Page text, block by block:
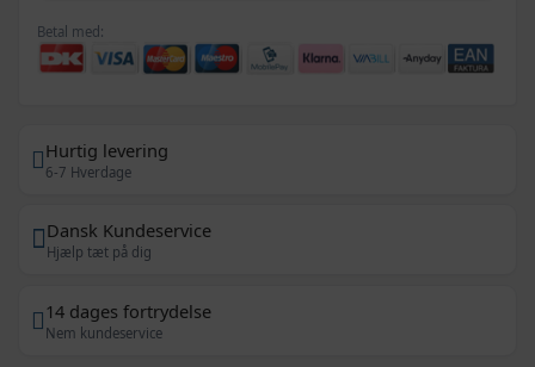
Betal med:
Hurtig levering
6-7 Hverdage
Dansk Kundeservice
Hjælp tæt på dig
14 dages fortrydelse
Nem kundeservice